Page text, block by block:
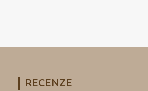
RECENZE